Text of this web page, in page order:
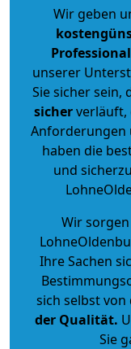
Wir geben
unserer
Sie sicher sein,
sicherverläuft,
Anforderungen
haben die
und
Wir
Ihre Sachen
sich selbst von
der Qualität.
Sie